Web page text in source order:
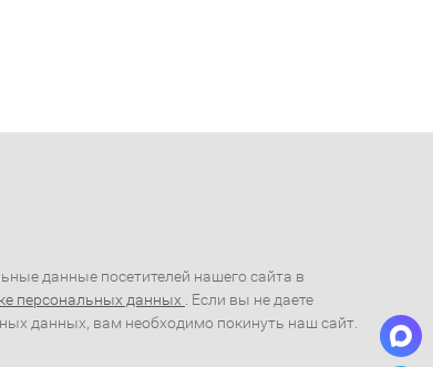
данные посетителей нашего сайта в
персональных данных
. Если вы не даете
данных, вам необходимо покинуть наш сайт.